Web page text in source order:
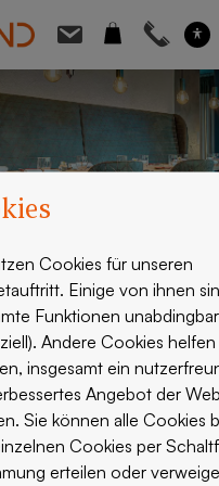
am ersten
wurde erweitert
Neubau, in
und die Verwaltung
wurden.
Cookies für unseren
Einige von ihnen
Funktionen unabdingbar
Andere Cookies helfen
insgesamt ein
Angebot der
Sie können alle Cookies
Cookies per
erteilen oder